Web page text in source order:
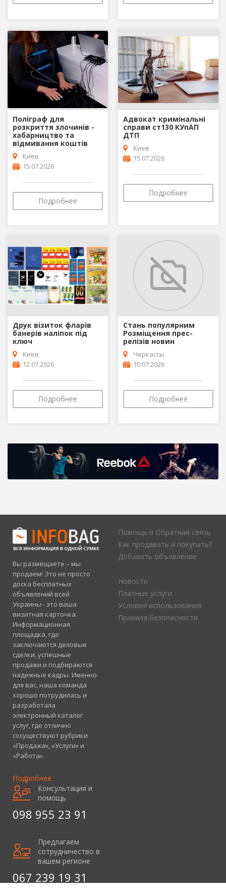
Поліграф для
розкриття злочинів -
хабарництво та
відмивання коштів
Киев
15.07.2026
Подробнее
Адвокат кримінальні
справи ст130 КУпАП
ДТП
Киев
15.07.2026
Подробнее
Друк візиток фларів
банерів наліпок під
ключ
Киев
12.07.2026
Подробнее
Стань популярним
Розміщення прес-
релізів новин
Черкассы
10.07.2026
Подробнее
Вы размещаете – мы
продаем! Это не просто
доска бесплатных
объявлений всей
Украины - это ваша
визитная карточка.
Информационная
площадка, где
заключаются деловые
сделки, успешные
продажи и подбираются
надежные кадры. Именно
для вас, наша команда
хорошо потрудилась и
разработала
электронный каталог
услуг, где отлично
сосуществуют рубрики
«Продажа», «Услуги» и
«Работа».
Подробнее
Помощь и Обратная связь
Как продавать и покупать?
Добавить объявление
Новости
Платные услуги
Условия использования
Правила безопасности
Консультация и
помощь
098 955 23 91
Предлагаем
сотрудничество в
вашем регионе
067 239 19 31